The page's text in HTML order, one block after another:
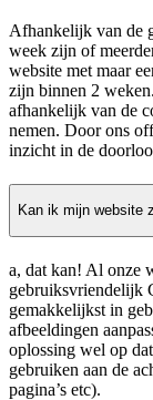
Afhankelijk van de
week zijn of
website met maar
zijn binnen 2
afhankelijk van de
nemen. Door ons
inzicht in de
Kan ik mijn website
a, dat kan! Al onze
gebruiksvriendelijk
gemakkelijkst in
afbeeldingen
oplossing wel op
gebruiken aan de
pagina’s etc).